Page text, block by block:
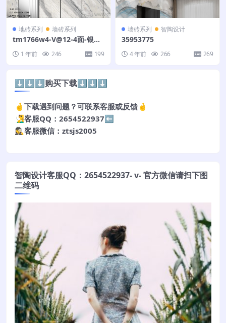
地砖系列 墙砖系列
tm1766w4-V@12-4面-银河
1 年前 246 199
墙砖系列 智陶设计
35953775
4 年前 266 269
⬇️⬇️⬇️购买下载⬇️⬇️⬇️
🤞下载遇到问题？可联系客服或反馈🤞
🧏‍♂️客服QQ：2654522937⬅️
🕵️‍♀️客服微信：ztsjs2005
智陶设计客服QQ：2654522937- v- 官方微信请扫下图
二维码